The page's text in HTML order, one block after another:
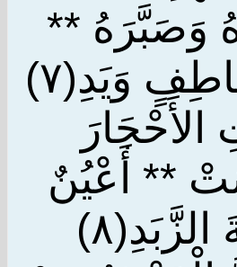
وَصَبَّرَهُ **
وَيَدِ(٧)
** أَعْيُنٌ